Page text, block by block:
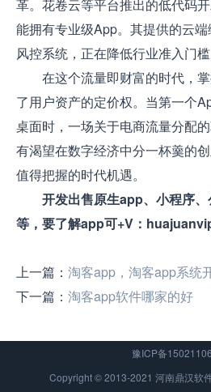
革。花卷云等平台推出的低代码
能拥有专业级App。其提供的云
风控系统，正在降低行业准入门槛
在这个流量即财富的时代，掌
了用户资产的定价权。当第一个
桌面时，一场关于电商流量分配
有渴望在数字经济中分一杯羹的
值得把握的时代机遇。
开发出售原生app、小程序、
等，要了解app可+V：
上一篇： 淘客app，淘客app系统
下一篇： 淘客app软件哪家的好
豫ICP备
Copyright © 2013-2021 河南鼎汉软